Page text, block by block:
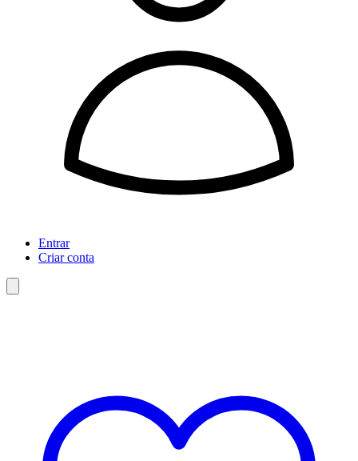
Entrar
Criar conta